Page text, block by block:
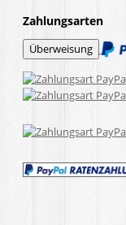
Zahlungsarten